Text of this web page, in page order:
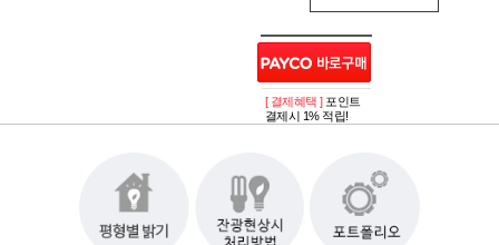
[ 결제혜택 ] 포인트
결제시 1% 적립!